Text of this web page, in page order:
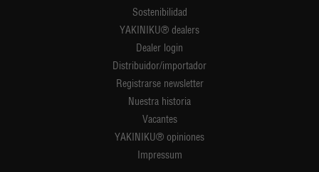
Sostenibilidad
YAKINIKU® dealers
Dealer login
Distribuidor/importador
Registrarse newsletter
Nuestra historia
Vacantes
YAKINIKU® opiniones
Impressum